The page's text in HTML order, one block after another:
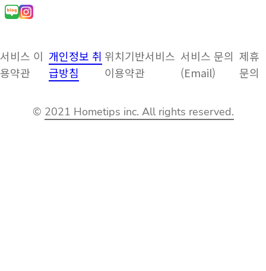
서비스 이
용약관
개인정보 취
급방침
위치기반서비스
이용약관
서비스 문의
(Email)
제휴
문의
© 2021 Hometips inc. All rights reserved.